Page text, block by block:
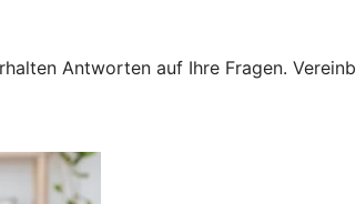
Antworten auf Ihre Fragen.